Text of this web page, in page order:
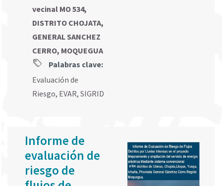
vecinal MO 534,
DISTRITO CHOJATA,
GENERAL SANCHEZ
CERRO, MOQUEGUA
Palabras clave:
Evaluación de
Riesgo, EVAR, SIGRID
Informe de
evaluación de
riesgo de